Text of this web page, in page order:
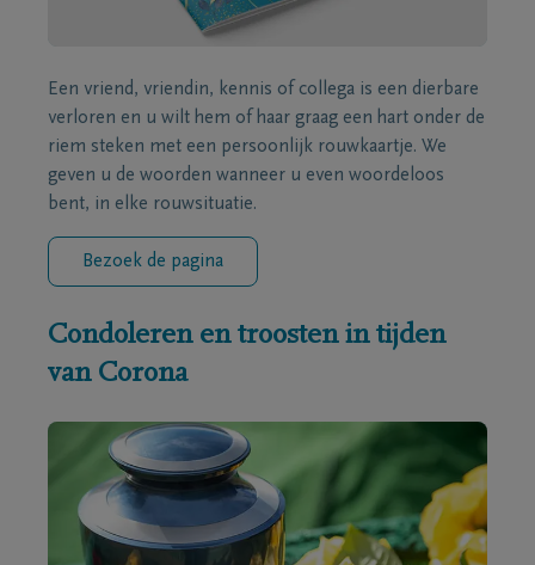
Een vriend, vriendin, kennis of collega is een dierbare
verloren en u wilt hem of haar graag een hart onder de
riem steken met een persoonlijk rouwkaartje. We
geven u de woorden wanneer u even woordeloos
bent, in elke rouwsituatie.
Bezoek de pagina
Condoleren en troosten in tijden
van Corona